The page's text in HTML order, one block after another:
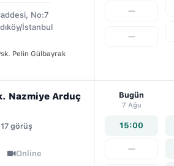
No:7
İstanbul
Pelin Gülbayrak
—
—
Nazmiye Arduç
17 görüş
Online
Bugün
7 Ağu
15:00
—